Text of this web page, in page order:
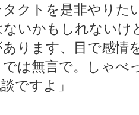
クトを是非やりた
いかもしれないけ
ります、目で感情
は無言で。しゃべ
ですよ」